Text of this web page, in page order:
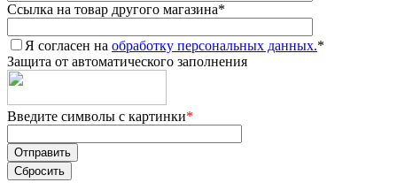
Ссылка на товар другого магазина*
Я согласен на обработку персональных данных.*
Защита от автоматического заполнения
Введите символы с картинки*